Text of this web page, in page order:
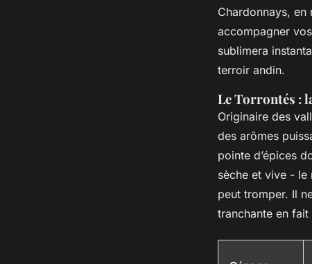
Chardonnays, en
accompagner
sublimera
terroir andin.
Le Torrontés :
Originaire des
des arômes
pointe d’épices
sèche et vive -
peut tromper. Il
tranchante en